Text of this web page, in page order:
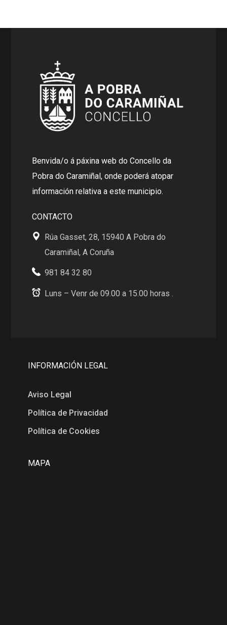
Benvida/o á páxina web do Concello da
Pobra do Caramiñal, onde poderá atopar
información relativa a este municipio.
CONTACTO
Rúa Gasset, 28, 15940 A Pobra do
Caramiñal, A Coruña
981 84 32 80
Luns – Venr de 09.00 a 15.00 horas .
INFORMACIÓN LEGAL
Aviso Legal
Política de Privacidad
Política de Cookies
MAPA